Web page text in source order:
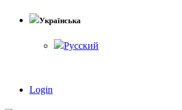
Українська
Русский
Login